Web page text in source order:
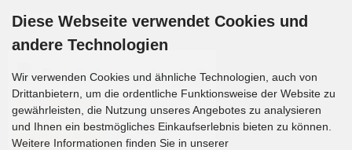
Zahlungsmethoden
Diese Webseite verwendet Cookies und
andere Technologien
Wir verwenden Cookies und ähnliche Technologien, auch von
Drittanbietern, um die ordentliche Funktionsweise der Website zu
gewährleisten, die Nutzung unseres Angebotes zu analysieren
und Ihnen ein bestmögliches Einkaufserlebnis bieten zu können.
Weitere Informationen finden Sie in unserer